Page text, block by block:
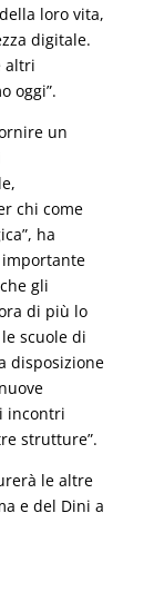
loro vita,
digitale.
altri
oggi”.
un
chi come
ha
importante
gli
di più lo
scuole di
disposizione
incontri
strutture”.
le altre
e del Dini a